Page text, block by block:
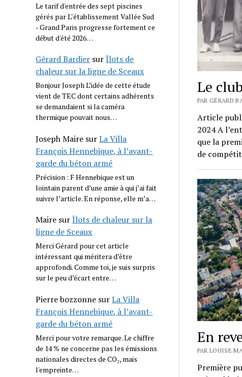
Le tarif d'entrée des sept piscines
gérés par L''établissement Vallée Sud
- Grand Paris progresse fortement ce
début d'été 2026…
Gérard Bardier surÎlots de
chaleur sur la ligne de Sceaux
Bonjour Joseph L’idée de cette étude
vient de TEC dont certains adhérents
se demandaient si la caméra
thermique pouvait nous…
Joseph Maire surLa Villa
François Hennebique, à l’avant-
garde du béton armé
Précision : F Hennebique est un
lointain parent d’une amie à qui j’ai fait
suivre l’article. En réponse, elle m’a…
Maire surÎlots de chaleur sur la
ligne de Sceaux
Merci Gérard pour cet article
intéressant qui méritera d’être
approfondi. Comme toi, je suis surpris
sur le peu d’écart entre…
Pierre bozzonne surLa Villa
François Hennebique, à l’avant-
garde du béton armé
Merci pour votre remarque. Le chiffre
de 14 % ne concerne pas les émissions
nationales directes de CO₂, mais
l'empreinte…
Le
PAR GÉRARD
Article
2024 A
que la
de
En
PAR LOUISE
Première